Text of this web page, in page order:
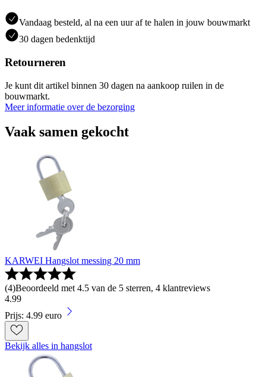
Vandaag besteld, al na een uur af te halen in jouw bouwmarkt
30 dagen bedenktijd
Retourneren
Je kunt dit artikel binnen 30 dagen na aankoop ruilen in de
bouwmarkt.
Meer informatie over de bezorging
Vaak samen gekocht
KARWEI Hangslot messing 20 mm
(4)Beoordeeld met 4.5 van de 5 sterren, 4 klantreviews
4.99
Prijs: 4.99 euro
Bekijk alles in hangslot